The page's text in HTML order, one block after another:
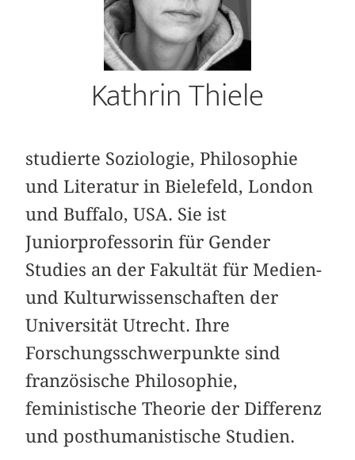
Kathrin Thiele
studierte Soziologie, Philosophie
und Literatur in Bielefeld, London
und Buffalo, USA. Sie ist
Juniorprofessorin für Gender
Studies an der Fakultät für Medien-
und Kulturwissenschaften der
Universität Utrecht. Ihre
Forschungsschwerpunkte sind
französische Philosophie,
feministische Theorie der Differenz
und posthumanistische Studien.